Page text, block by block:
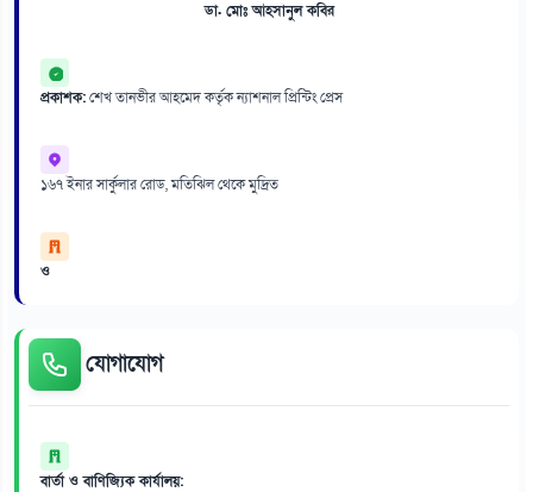
ডা. মোঃ আহসানুল কবির
প্রকাশক:শেখ তানভীর আহমেদ কর্তৃক ন্যাশনাল প্রিন্টিং প্রেস
১৬৭ ইনার সার্কুলার রোড, মতিঝিল থেকে মুদ্রিত
ও
যোগাযোগ
বার্তা ও বাণিজ্যিক কার্যালয়: